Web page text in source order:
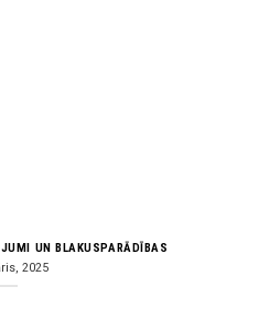
UN BLAKUSPARĀDĪBAS
2025